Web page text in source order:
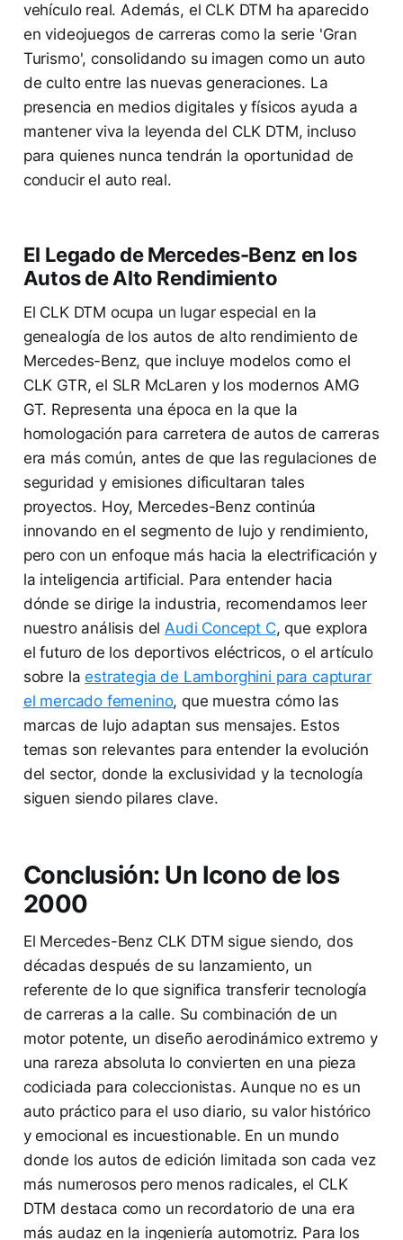
vehículo real. Además, el CLK DTM ha aparecido
en videojuegos de carreras como la serie 'Gran
Turismo', consolidando su imagen como un auto
de culto entre las nuevas generaciones. La
presencia en medios digitales y físicos ayuda a
mantener viva la leyenda del CLK DTM, incluso
para quienes nunca tendrán la oportunidad de
conducir el auto real.
El Legado de Mercedes-Benz en los
Autos de Alto Rendimiento
El CLK DTM ocupa un lugar especial en la
genealogía de los autos de alto rendimiento de
Mercedes-Benz, que incluye modelos como el
CLK GTR, el SLR McLaren y los modernos AMG
GT. Representa una época en la que la
homologación para carretera de autos de carreras
era más común, antes de que las regulaciones de
seguridad y emisiones dificultaran tales
proyectos. Hoy, Mercedes-Benz continúa
innovando en el segmento de lujo y rendimiento,
pero con un enfoque más hacia la electrificación y
la inteligencia artificial. Para entender hacia
dónde se dirige la industria, recomendamos leer
nuestro análisis delAudi Concept C, que explora
el futuro de los deportivos eléctricos, o el artículo
sobre laestrategia de Lamborghini para capturar
el mercado femenino, que muestra cómo las
marcas de lujo adaptan sus mensajes. Estos
temas son relevantes para entender la evolución
del sector, donde la exclusividad y la tecnología
siguen siendo pilares clave.
Conclusión: Un Icono de los
2000
El Mercedes-Benz CLK DTM sigue siendo, dos
décadas después de su lanzamiento, un
referente de lo que significa transferir tecnología
de carreras a la calle. Su combinación de un
motor potente, un diseño aerodinámico extremo y
una rareza absoluta lo convierten en una pieza
codiciada para coleccionistas. Aunque no es un
auto práctico para el uso diario, su valor histórico
y emocional es incuestionable. En un mundo
donde los autos de edición limitada son cada vez
más numerosos pero menos radicales, el CLK
DTM destaca como un recordatorio de una era
más audaz en la ingeniería automotriz. Para los